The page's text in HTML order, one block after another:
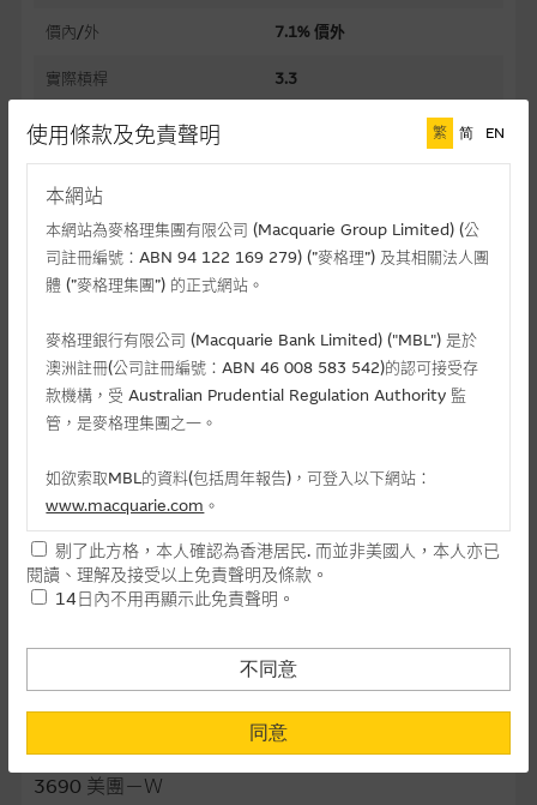
價內/外 7.1% 價外
實際槓桿 3.3
過去30日正股歷史波幅
溢價 23.93%
引伸波幅 48.99%
上市日(日-月-年) 10/03/2026
最後交易日(日-月-年) 22/06/2027
每手(份)
街貨量(百萬份) 0.10
街貨百分比 0.26%
相關資產資料
3690 美團－Ｗ
使用條款及免責聲明 繁 简 EN
本網站
本網站為麥格理集團有限公司 (Macquarie Group Limited) (公
司註冊編號：ABN 94 122 169 279) (”麥格理”) 及其相關法人團
體 (”麥格理集團”) 的正式網站。
麥格理銀行有限公司 (Macquarie Bank Limited) ("MBL") 是於
澳洲註冊(公司註冊編號：ABN 46 008 583 542)的認可接受存
款機構，受 Australian Prudential Regulation Authority 監
管，是麥格理集團之一。
如欲索取MBL的資料(包括周年報告)，可登入以下網站：
www.macquarie.com 。
本網站所載資料會隨時更改，而不作另行通知，如閣下欲取麥格
理的資料，可直接聯絡本集團職員。
民使用，並不提供或發售予美國人。本網站內容無意要約或唆使
閣下購買證券、基金單位或其他投資工具(不論在參考條款上或在
其他地方)，但清楚表明上述意圖的個別段落則屬例外。
提供網站內容的基準 – 使用時請考慮個人風險
剔了此方格，本人確認為香港居民. 而並非美國人，本人亦已
閱讀、理解及接受以上免責聲明及條款。
14日內不用再顯示此免責聲明。
不同意
同意